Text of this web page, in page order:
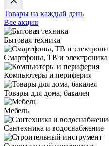
Товары на каждый день
Все акции
Бытовая техника
Смартфоны, ТВ и электроника
Компьютеры и периферия
Товары для дома, бакалея
Мебель
Сантехника и водоснабжение